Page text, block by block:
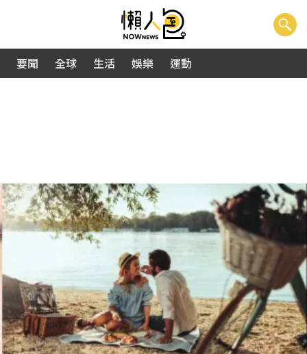
要聞 全球 生活 娛樂 運動